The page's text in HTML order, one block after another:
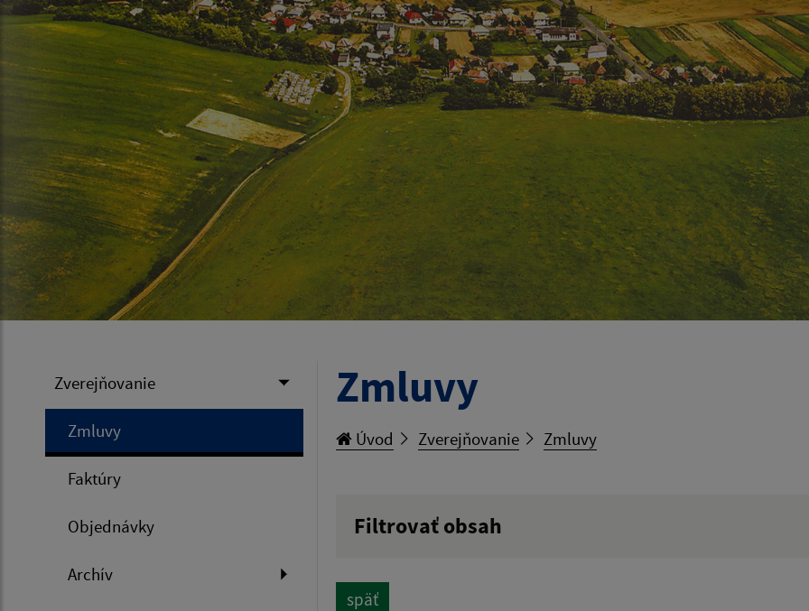
Zverejňovanie
Zmluvy
Faktúry
Objednávky
Archív
Zmluvy
Úvod Zverejňovanie Zmluvy
Filtrovať obsah
späť